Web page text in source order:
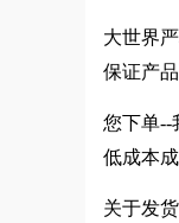
大世界
保证产
您下单--
低成本
关于发